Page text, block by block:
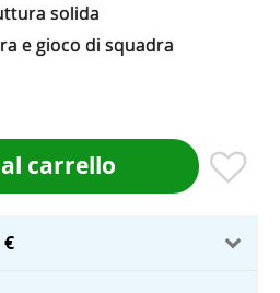
solida
e gioco di squadra
carrello